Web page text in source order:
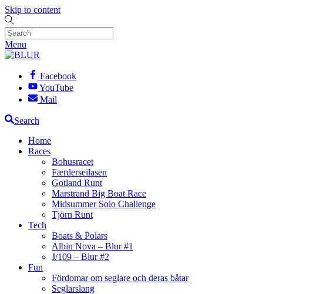
Skip to content
Menu
Facebook
YouTube
Mail
Search
Home
Races
Bohusracet
Færderseilasen
Gotland Runt
Marstrand Big Boat Race
Midsummer Solo Challenge
Tjörn Runt
Tech
Boats & Polars
Albin Nova – Blur #1
J/109 – Blur #2
Fun
Fördomar om seglare och deras båtar
Seglarslang